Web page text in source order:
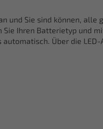
und Sie sind können, alle
Ihren Batterietyp und
Über die